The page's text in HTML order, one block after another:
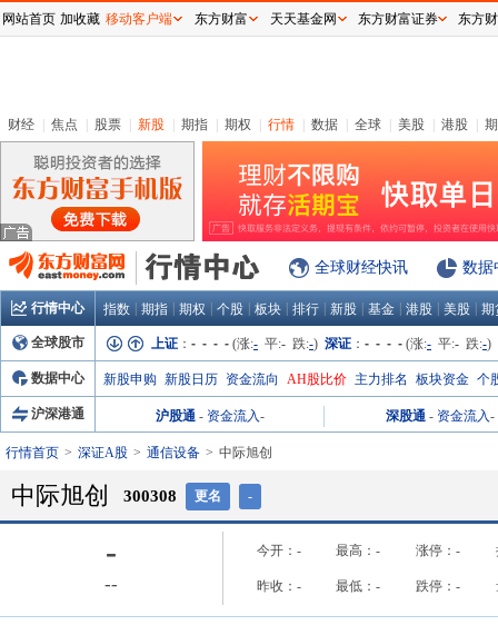
财经 焦点 股票 新股 期指 期权 行情 数据 全球 美股 港股
全球财经快讯 数据
行情中心 指数 期指 期权 个股 板块 排行 新股 基金 港股 美股 期
全球股市 上证 ： - - - - (涨:- 平:- 跌:-) 深证 ： - - - - (涨:- 平:- 跌:-)
数据中心 新股申购 新股日历 资金流向 AH股比价 主力排名 板块资金 个
沪深港通 沪股通 - 资金流入- 深股通 - 资金流入-
行情首页 深证A股 通信设备 中际旭创
中际旭创 300308 更名 -
-
--
今开： - 最高： - 涨停： -
昨收： - 最低： - 跌停： -
网站首页 加收藏 移动客户端 东方财富 天天基金网 东方财富证券 东方